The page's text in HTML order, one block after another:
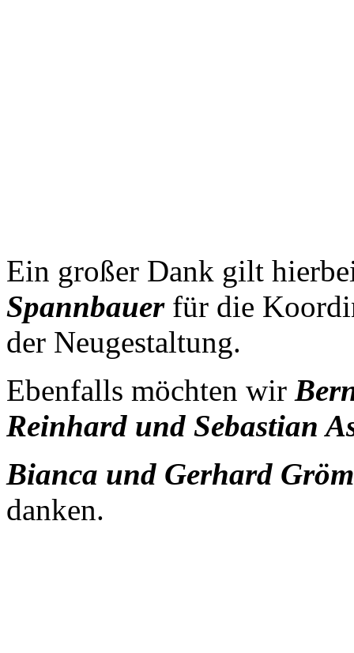
Ein großer Dank gilt
Spannbauerfür die
der Neugestaltung.
Ebenfalls möchten wir
Reinhard und Sebastian
Bianca und Gerhard
danken.